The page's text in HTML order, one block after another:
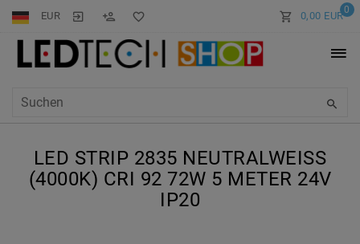
EUR 0
0,00 EUR
LED STRIP 2835 NEUTRALWEISS (
4000K) CRI 92 72W 5 METER 24V I
P20